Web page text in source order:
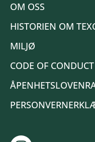
OM OSS
HISTORIEN OM
MILJØ
CODE OF CONDUCT